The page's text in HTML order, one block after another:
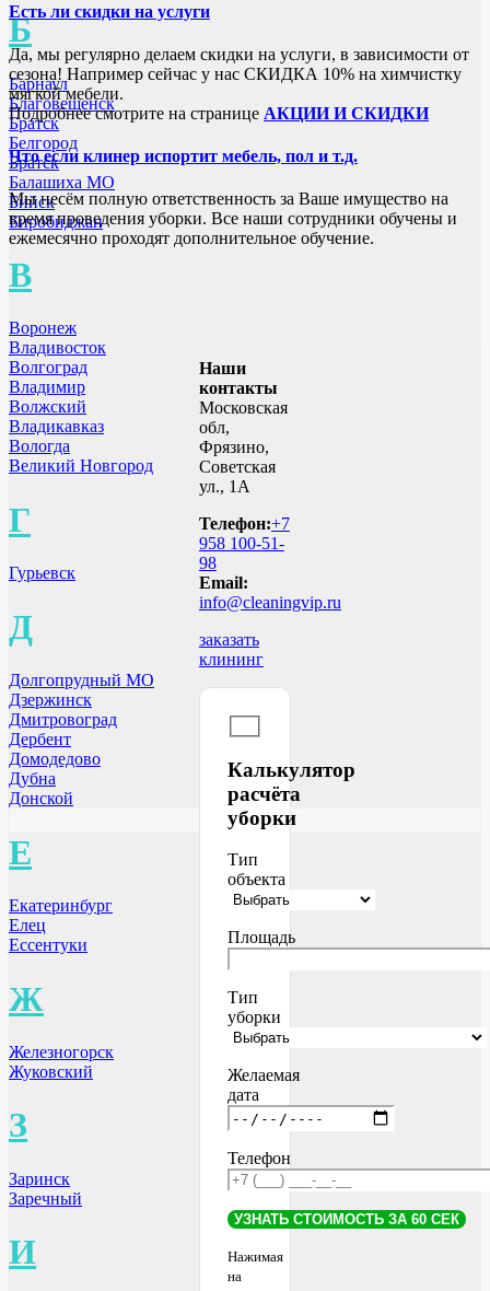
Б
Барнаул
Благовещенск
Братск
Белгород
Братск
Балашиха МО
Бийск
Биробиджан
В
Воронеж
Владивосток
Волгоград
Владимир
Волжский
Владикавказ
Вологда
Великий Новгород
Г
Гурьевск
Д
Долгопрудный МО
Дзержинск
Дмитровоград
Дербент
Домодедово
Дубна
Донской
Е
Екатеринбург
Елец
Ессентуки
Ж
Железногорск
Жуковский
З
Заринск
Заречный
И
Есть ли скидки на услуги
Да, мы регулярно делаем скидки на услуги, в зависимости от
сезона! Например сейчас у нас СКИДКА 10% на химчистку
мягкой мебели.
Подробнее смотрите на странице АКЦИИ И СКИДКИ
Что если клинер испортит мебель, пол и т.д.
Мы несём полную ответственность за Ваше имущество на
время проведения уборки. Все наши сотрудники обучены и
ежемесячно проходят дополнительное обучение.
Наши
контакты
Московская
обл,
Фрязино,
Советская
ул., 1А
Телефон:+7
958 100-51-
98
Email:
info@cleaningvip.ru
заказать
клининг
Калькулятор
расчёта
уборки
Тип
объекта
Площадь
Тип
уборки
Желаемая
дата
Телефон
Нажимая
на